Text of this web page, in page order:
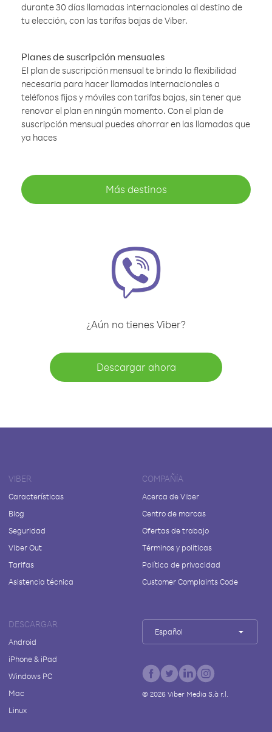
durante 30 días llamadas internacionales al destino de
tu elección, con las tarifas bajas de Viber.
Planes de suscripción mensuales
El plan de suscripción mensual te brinda la flexibilidad
necesaria para hacer llamadas internacionales a
teléfonos fijos y móviles con tarifas bajas, sin tener que
renovar el plan en ningún momento. Con el plan de
suscripción mensual puedes ahorrar en las llamadas que
ya haces
Más destinos
¿Aún no tienes Viber?
Descargar ahora
VIBER
Características
Blog
Seguridad
Viber Out
Tarifas
Asistencia técnica
COMPAÑÍA
Acerca de Viber
Centro de marcas
Ofertas de trabajo
Términos y políticas
Política de privacidad
Customer Complaints Code
DESCARGAR
Android
iPhone & iPad
Windows PC
Mac
Linux
Español
© 2026Viber Media S.à r.l.